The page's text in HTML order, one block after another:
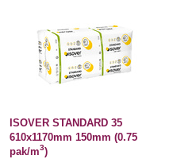
ISOVER STANDARD 35
610x1170mm 150mm (0.75
pak/m3)